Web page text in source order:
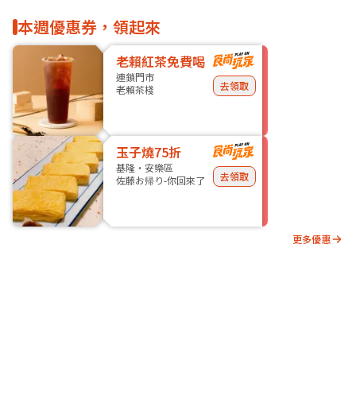
本週優惠券，領起來
老賴紅茶免費喝
連鎖門市
老賴茶棧
去領取
玉子燒75折
基隆・安樂區
佐藤お帰り-你回來了
去領取
更多優惠